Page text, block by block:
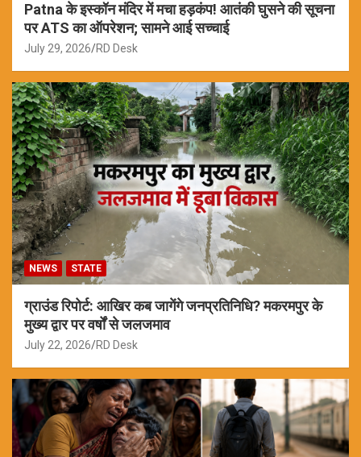
Patna के इस्कॉन मंदिर में मचा हड़कंप! आतंकी घुसने की सूचना
पर ATS का ऑपरेशन; सामने आई सच्चाई
July 29, 2026 RD Desk
NEWS STATE
ग्राउंड रिपोर्ट: आखिर कब जागेंगे जनप्रतिनिधि? मकरमपुर के
मुख्य द्वार पर वर्षों से जलजमाव
July 22, 2026 RD Desk